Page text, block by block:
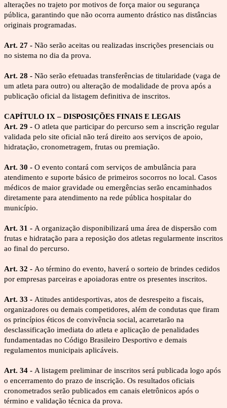
alterações no trajeto por motivos de força maior ou segurança
pública, garantindo que não ocorra aumento drástico nas distâncias
originais programadas.
Art. 27 - Não serão aceitas ou realizadas inscrições presenciais ou
no sistema no dia da prova.
Art. 28 - Não serão efetuadas transferências de titularidade (vaga de
um atleta para outro) ou alteração de modalidade de prova após a
publicação oficial da listagem definitiva de inscritos.
CAPÍTULO IX – DISPOSIÇÕES FINAIS E LEGAIS
Art. 29 - O atleta que participar do percurso sem a inscrição regular
validada pelo site oficial não terá direito aos serviços de apoio,
hidratação, cronometragem, frutas ou premiação.
Art. 30 - O evento contará com serviços de ambulância para
atendimento e suporte básico de primeiros socorros no local. Casos
médicos de maior gravidade ou emergências serão encaminhados
diretamente para atendimento na rede pública hospitalar do
município.
Art. 31 - A organização disponibilizará uma área de dispersão com
frutas e hidratação para a reposição dos atletas regularmente inscritos
ao final do percurso.
Art. 32 - Ao término do evento, haverá o sorteio de brindes cedidos
por empresas parceiras e apoiadoras entre os presentes inscritos.
Art. 33 - Atitudes antidesportivas, atos de desrespeito a fiscais,
organizadores ou demais competidores, além de condutas que firam
os princípios éticos de convivência social, acarretarão na
desclassificação imediata do atleta e aplicação de penalidades
fundamentadas no Código Brasileiro Desportivo e demais
regulamentos municipais aplicáveis.
Art. 34 - A listagem preliminar de inscritos será publicada logo após
o encerramento do prazo de inscrição. Os resultados oficiais
cronometrados serão publicados em canais eletrônicos após o
término e validação técnica da prova.